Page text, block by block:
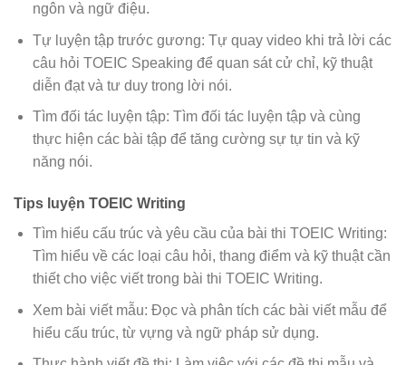
ngôn và ngữ điệu.
Tự luyện tập trước gương: Tự quay video khi trả lời các
câu hỏi TOEIC Speaking để quan sát cử chỉ, kỹ thuật
diễn đạt và tư duy trong lời nói.
Tìm đối tác luyện tập: Tìm đối tác luyện tập và cùng
thực hiện các bài tập để tăng cường sự tự tin và kỹ
năng nói.
Tips luyện TOEIC Writing
Tìm hiểu cấu trúc và yêu cầu của bài thi TOEIC Writing:
Tìm hiểu về các loại câu hỏi, thang điểm và kỹ thuật cần
thiết cho việc viết trong bài thi TOEIC Writing.
Xem bài viết mẫu: Đọc và phân tích các bài viết mẫu để
hiểu cấu trúc, từ vựng và ngữ pháp sử dụng.